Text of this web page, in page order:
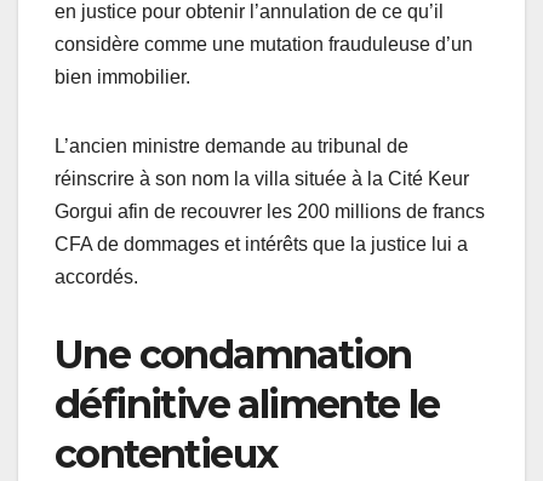
en justice pour obtenir l’annulation de ce qu’il
considère comme une mutation frauduleuse d’un
bien immobilier.
L’ancien ministre demande au tribunal de
réinscrire à son nom la villa située à la Cité Keur
Gorgui afin de recouvrer les 200 millions de francs
CFA de dommages et intérêts que la justice lui a
accordés.
Une condamnation
définitive alimente le
contentieux